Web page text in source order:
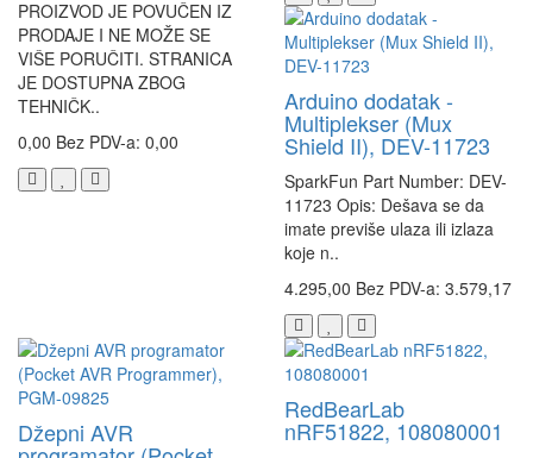
PROIZVOD JE POVUČEN IZ
PRODAJE I NE MOŽE SE
VIŠE PORUČITI. STRANICA
JE DOSTUPNA ZBOG
TEHNIČK..
0,00 Bez PDV-a: 0,00
Arduino dodatak -
Multiplekser (Mux
Shield II), DEV-11723
SparkFun Part Number: DEV-
11723 Opis: Dešava se da
imate previše ulaza ili izlaza
koje n..
4.295,00 Bez PDV-a: 3.579,17
Džepni AVR
RedBearLab
nRF51822, 108080001